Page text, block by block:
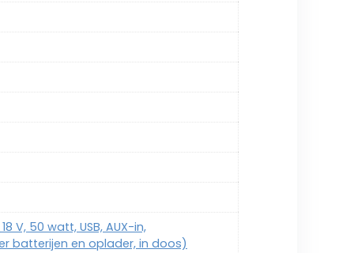
V, 50 watt, USB, AUX-in,
batterijen en oplader, in doos)